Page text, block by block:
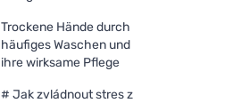
Trockene Hände durch
häufiges Waschen und
ihre wirksame Pflege
# Jak zvládnout stres z